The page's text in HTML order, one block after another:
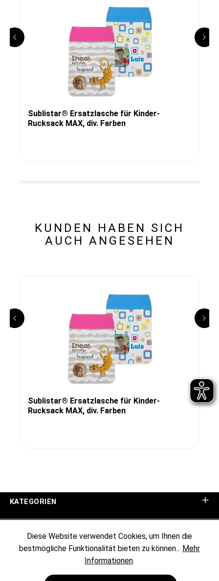
Sublistar® Ersatzlasche für Kinder-
Rucksack MAX, div. Farben
KUNDEN HABEN SICH
AUCH ANGESEHEN
Sublistar® Ersatzlasche für Kinder-
Rucksack MAX, div. Farben
KATEGORIEN
KUNDENINFORMATIONEN
Diese Website verwendet Cookies, um Ihnen die
bestmögliche Funktionalität bieten zu können... Mehr
Informationen.